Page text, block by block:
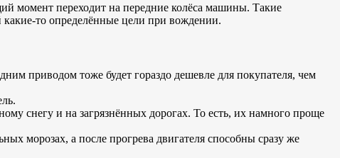
момент переходит на передние колёса машины. Такие
какие-то определённые цели при вождении.
приводом тоже будет гораздо дешевле для покупателя, чем
снегу и на загрязнённых дорогах. То есть, их намного проще
морозах, а после прогрева двигателя способны сразу же